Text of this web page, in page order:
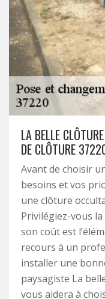
LA BELLE
DE CLÔTURE
Avant de choisir
besoins et vos
une clôture
Privilégiez-vous la
son coût est
recours à un
installer une
paysagiste La
vous aidera à